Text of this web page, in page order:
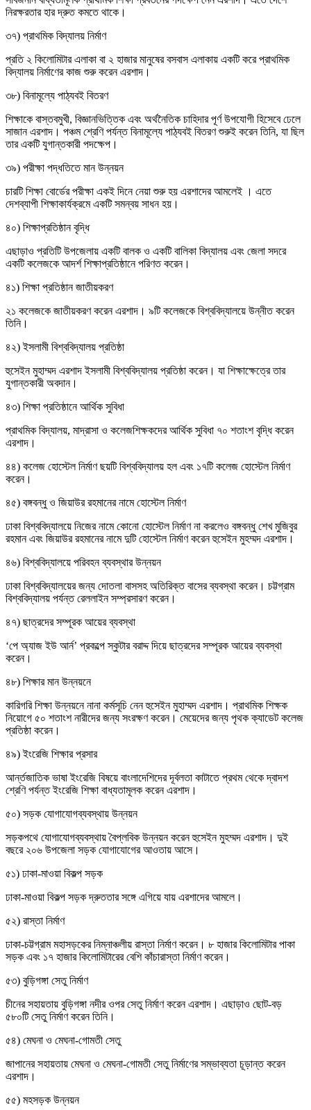
নিরক্ষরতার হার দ্রুত কমতে থাকে।
৩৭) প্রাথমিক বিদ্যালয় নির্মাণ
প্রতি ২ কিলোমিটার এলাকা বা ২ হাজার মানুষের বসবাস এলাকায় একটি করে প্রাথমিক
বিদ্যালয় নির্মাণের কাজ শুরু করেন এরশাদ।
৩৮) বিনামূল্যে পাঠ্যবই বিতরণ
শিক্ষাকে বাস্তবমুখী, বিজ্ঞানভিত্তিক এবং অর্থনৈতিক চাহিদার পূর্ণ উপযোগী হিসেবে ঢেলে
সাজান এরশাদ। পঞ্চম শ্রেণি পর্যন্ত বিনামূল্যে পাঠ্যবই বিতরণ শুরুই করেন তিনি, যা ছিল
তার একটি যুগান্তকারী পদক্ষেপ।
৩৯) পরীক্ষা পদ্ধতিতে মান উন্নয়ন
চারটি শিক্ষা বোর্ডের পরীক্ষা একই দিনে নেয়া শুরু হয় এরশাদের আমলেই । এতে
দেশব্যাপী শিক্ষাকার্যক্রমে একটি সমন্বয় সাধন হয়।
৪০) শিক্ষাপ্রতিষ্ঠান বৃদ্ধি
এছাড়াও প্রতিটি উপজেলায় একটি বালক ও একটি বালিকা বিদ্যালয় এবং জেলা সদরে
একটি কলেজকে আদর্শ শিক্ষাপ্রতিষ্ঠানে পরিণত করেন।
৪১) শিক্ষা প্রতিষ্ঠান জাতীয়করণ
২১ কলেজকে জাতীয়করণ করেন এরশাদ। ৯টি কলেজকে বিশ্ববিদ্যালয়ে উন্নীত করেন
তিনি।
৪২) ইসলামী বিশ্ববিদ্যালয় প্রতিষ্ঠা
হুসেইন মুহাম্মদ এরশাদ ইসলামী বিশ্ববিদ্যালয় প্রতিষ্ঠা করেন। যা শিক্ষাক্ষেত্রে তার
যুগান্তকারী অবদান।
৪৩) শিক্ষা প্রতিষ্ঠানে আর্থিক সুবিধা
প্রাথমিক বিদ্যালয়, মাদ্রাসা ও কলেজশিক্ষকদের আর্থিক সুবিধা ৭০ শতাংশ বৃদ্ধি করেন
এরশাদ।
৪৪) কলেজ হোস্টেল নির্মাণ ছয়টি বিশ্ববিদ্যালয় হল এবং ১৭টি কলেজ হোস্টেল নির্মাণ
করেন।
৪৫) বঙ্গবন্ধু ও জিয়াউর রহমানের নামে হোস্টেল নির্মাণ
ঢাকা বিশ্ববিদ্যালয়ে নিজের নামে কোনো হোস্টেল নির্মাণ না করলেও বঙ্গবন্ধু শেখ মুজিবুর
রহমান এবং জিয়াউর রহমানের নামে দুটি হোস্টেল নির্মাণ করেন হুসেইন মুহম্মদ এরশাদ।
৪৬) বিশ্ববিদ্যালয়ে পরিবহন ব্যবস্থার উন্নয়ন
ঢাকা বিশ্ববিদ্যালয়ের জন্য দোতলা বাসসহ অতিরিক্ত বাসের ব্যবস্থা করেন। চট্টগ্রাম
বিশ্ববিদ্যালয় পর্যন্ত রেললাইন সম্প্রসারণ করেন।
৪৭) ছাত্রদের সম্পূরক আয়ের ব্যবস্থা
‘পে অ্যাজ ইউ আর্ন’ প্রকল্পে স্কুটার বরাদ্দ দিয়ে ছাত্রদের সম্পূরক আয়ের ব্যবস্থা
করেন।
৪৮) শিক্ষার মান উন্নয়নে
কারিগরি শিক্ষা উন্নয়নে নানা কর্মসূচি নেন হুসেইন মুহাম্মদ এরশাদ। প্রাথমিক শিক্ষক
নিয়োগে ৫০ শতাংশ নারীদের জন্য সংরক্ষণ করেন। মেয়েদের জন্য পৃথক ক্যাডেট কলেজ
প্রতিষ্ঠা করেন।
৪৯) ইংরেজি শিক্ষার প্রসার
আর্ন্তজাতিক ভাষা ইংরেজি বিষয়ে বাংলাদেশিদের দূর্বলতা কাটাতে প্রথম থেকে দ্বাদশ
শ্রেণি পর্যন্ত ইংরেজি শিক্ষা বাধ্যতামূলক করেন এরশাদ।
৫০) সড়ক যোগাযোগব্যবস্থায় উন্নয়ন
সড়কপথে যোগাযোগব্যবস্থায় বৈপ্লবিক উন্নয়ন করেন হুসেইন মুহম্মদ এরশাদ। দুই
বছরে ২০৬ উপজেলা সড়ক যোগাযোগের আওতায় আসে।
৫১) ঢাকা-মাওয়া বিকল্প সড়ক
ঢাকা-মাওয়া বিকল্প সড়ক দ্রুততার সঙ্গে এগিয়ে যায় এরশাদের আমলে।
৫২) রাস্তা নির্মাণ
ঢাকা-চট্টগ্রাম মহাসড়কের নিম্নাঞ্চলীয় রাস্তা নির্মাণ করেন। ৮ হাজার কিলোমিটার পাকা
সড়ক এবং ১৭ হাজার কিলোমিটারের বেশি কাঁচারাস্তা নির্মাণ করেন।
৫৩) বুড়িগঙ্গা সেতু নির্মাণ
চীনের সহায়তায় বুড়িগঙ্গা নদীর ওপর সেতু নির্মাণ করেন এরশাদ। এছাড়াও ছোট-বড়
৫৮০টি সেতু নির্মাণ করেন তিনি।
৫৪) মেঘনা ও মেঘনা-গোমতী সেতু
জাপানের সহায়তায় মেঘনা ও মেঘনা-গোমতী সেতু নির্মাণের সম্ভাব্যতা চূড়ান্ত করেন
এরশাদ।
৫৫) মহসড়ক উন্নয়ন